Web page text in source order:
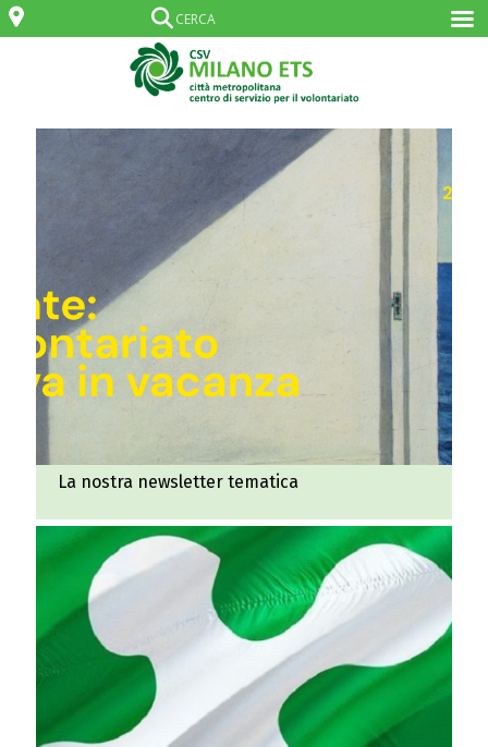
La nostra newsletter tematica